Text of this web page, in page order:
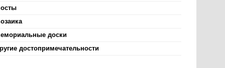
доски
достопримечательности